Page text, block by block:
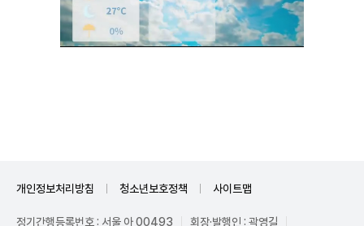
개인정보처리방침 청소년보호정책 사이트맵
정기간행등록번호 : 서울 아 00493 회장·발행인 : 곽영길